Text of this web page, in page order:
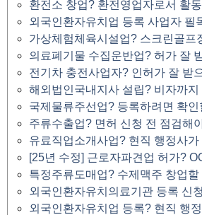
환전소 창업? 환전영업자로서 활
외국인환자유치업 등록 사업자 필
가상체험체육시설업? 스크린골프
의료폐기물 수집운반업? 허가 잘
전기차 충전사업자? 인허가 잘 받
해외법인국내지사 설립? 비자까
국제물류주선업? 등록하려면 확
주류수출업? 면허 신청 전 점검해
유료직업소개사업? 현직 행정사
[25년 수정] 근로자파견업 허가?
특정주류도매업? 수제맥주 창업
외국인환자유치의료기관 등록 신
외국인환자유치업 등록? 현직 행